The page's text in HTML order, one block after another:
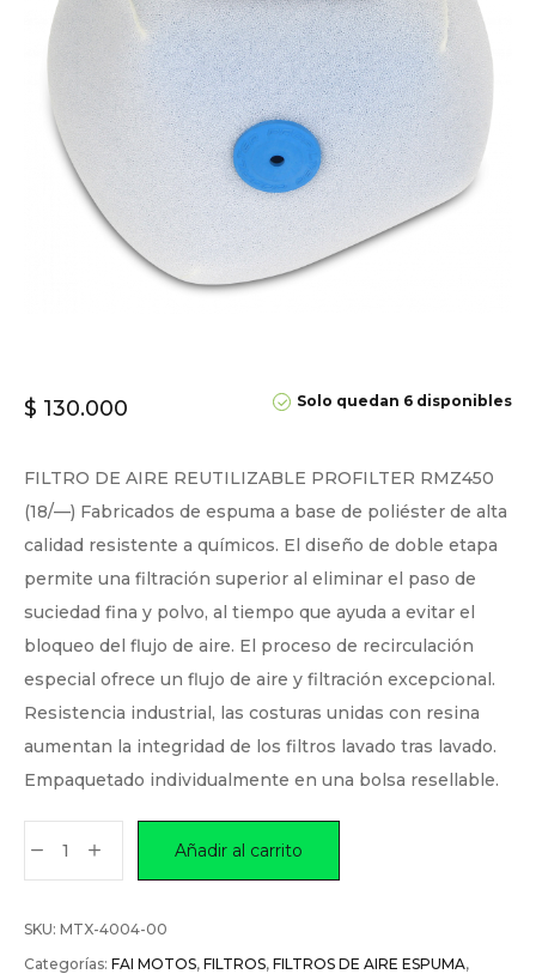
Solo quedan 6 disponibles
$ 130.000
FILTRO DE AIRE REUTILIZABLE PROFILTER RMZ450
(18/—) Fabricados de espuma a base de poliéster de alta
calidad resistente a químicos. El diseño de doble etapa
permite una filtración superior al eliminar el paso de
suciedad fina y polvo, al tiempo que ayuda a evitar el
bloqueo del flujo de aire. El proceso de recirculación
especial ofrece un flujo de aire y filtración excepcional.
Resistencia industrial, las costuras unidas con resina
aumentan la integridad de los filtros lavado tras lavado.
Empaquetado individualmente en una bolsa resellable.
Añadir al carrito
SKU: MTX-4004-00
Categorías: FAI MOTOS, FILTROS, FILTROS DE AIRE ESPUMA,